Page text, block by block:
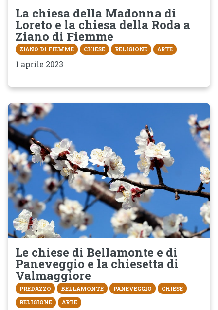
La chiesa della Madonna di
Loreto e la chiesa della Roda a
Ziano di Fiemme
ZIANO DI FIEMME CHIESE RELIGIONE ARTE
1 aprile 2023
Le chiese di Bellamonte e di
Paneveggio e la chiesetta di
Valmaggiore
PREDAZZO BELLAMONTE PANEVEGGIO
CHIESE
RELIGIONE
ARTE